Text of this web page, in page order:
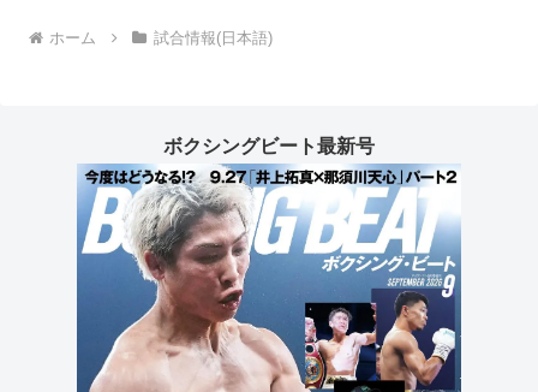
ホーム 試合情報(日本語)
ボクシングビート最新号